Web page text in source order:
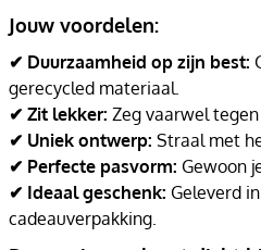
Jouw voordelen:
✔ Duurzaamheid op zijn best:
gerecycled materiaal.
✔ Zit lekker: Zeg vaarwel
✔ Uniek ontwerp: Straal met
✔ Perfecte pasvorm: Gewoon
✔ Ideaal geschenk: Geleverd
cadeauverpakking.